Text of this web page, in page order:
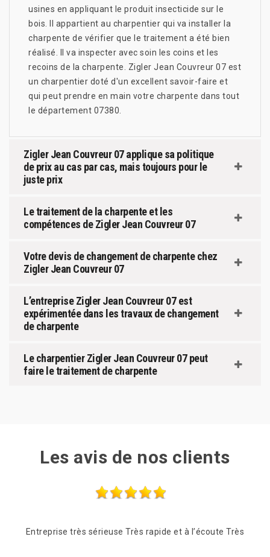
usines en appliquant le produit insecticide sur le
bois. Il appartient au charpentier qui va installer la
charpente de vérifier que le traitement a été bien
réalisé. Il va inspecter avec soin les coins et les
recoins de la charpente. Zigler Jean Couvreur 07 est
un charpentier doté d'un excellent savoir-faire et
qui peut prendre en main votre charpente dans tout
le département 07380.
Zigler Jean Couvreur 07 applique sa politique
de prix au cas par cas, mais toujours pour le
juste prix
Le traitement de la charpente et les
compétences de Zigler Jean Couvreur 07
Votre devis de changement de charpente chez
Zigler Jean Couvreur 07
L’entreprise Zigler Jean Couvreur 07 est
expérimentée dans les travaux de changement
de charpente
Le charpentier Zigler Jean Couvreur 07 peut
faire le traitement de charpente
Les avis de nos clients
Les frères Zigler on était très réactif, passage le